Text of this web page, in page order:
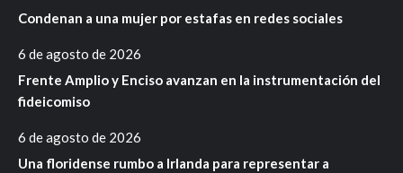
Condenan a una mujer por estafas en redes sociales
6 de agosto de 2026
Frente Amplio y Enciso avanzan en la instrumentación del
fideicomiso
6 de agosto de 2026
Una floridense rumbo a Irlanda para representar a